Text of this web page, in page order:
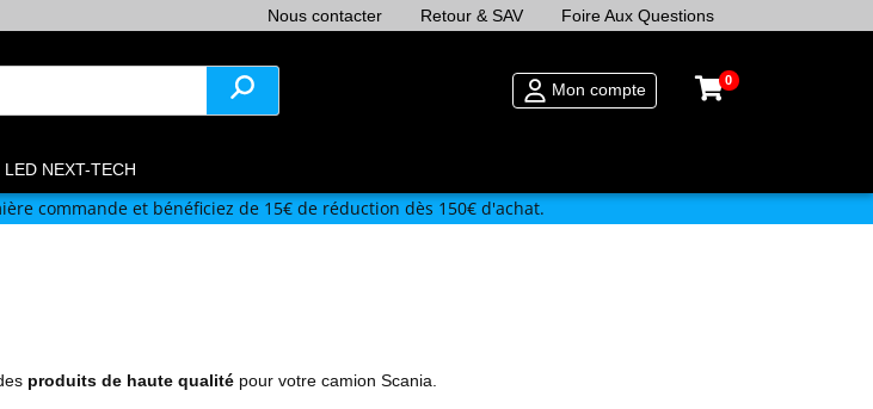
Nous contacter Retour & SAV Foire Aux Questions
Mon compte 0
LED NEXT-TECH
commande et bénéficiez de 15€ de réduction dès 150€ d'achat.
produits de haute qualité pour votre camion Scania.